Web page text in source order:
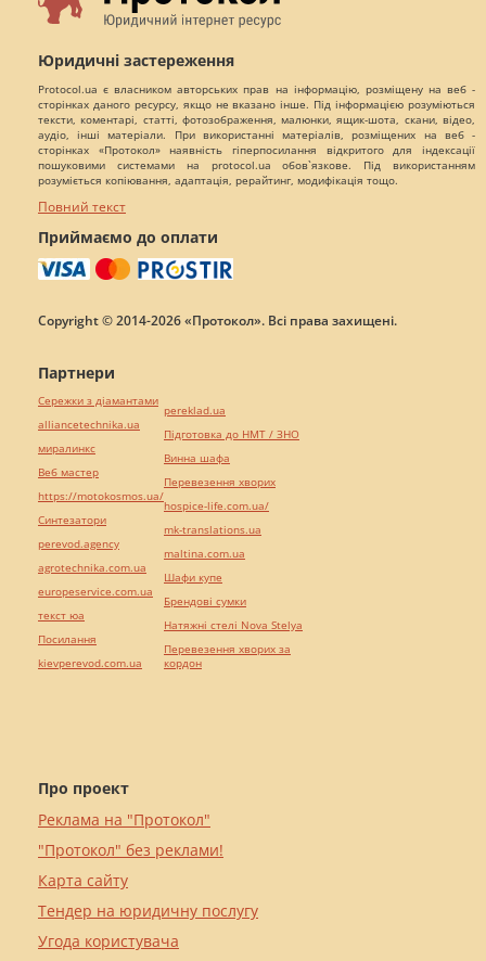
Юридичні застереження
Protocol.ua є власником авторських прав на інформацію, розміщену на веб -
сторінках даного ресурсу, якщо не вказано інше. Під інформацією розуміються
тексти, коментарі, статті, фотозображення, малюнки, ящик-шота, скани, відео,
аудіо, інші матеріали. При використанні матеріалів, розміщених на веб -
сторінках «Протокол» наявність гіперпосилання відкритого для індексації
пошуковими системами на protocol.ua обов`язкове. Під використанням
розуміється копіювання, адаптація, рерайтинг, модифікація тощо.
Повний текст
Приймаємо до оплати
Copyright © 2014-2026 «Протокол». Всі права захищені.
Про проект
Реклама на "Протокол"
"Протокол" без реклами!
Карта сайту
Тендер на юридичну послугу
Угода користувача
Партнери
Сережки з діамантами
alliancetechnika.ua
миралинкс
Веб мастер
https://motokosmos.ua/
Синтезатори
perevod.agency
agrotechnika.com.ua
europeservice.com.ua
текст юа
Посилання
kievperevod.com.ua
pereklad.ua
Підготовка до НМТ / ЗНО
Винна шафа
Перевезення хворих
hospice-life.com.ua/
mk-translations.ua
maltina.com.ua
Шафи купе
Брендові сумки
Натяжні стелі Nova Stelya
Перевезення хворих за
кордон